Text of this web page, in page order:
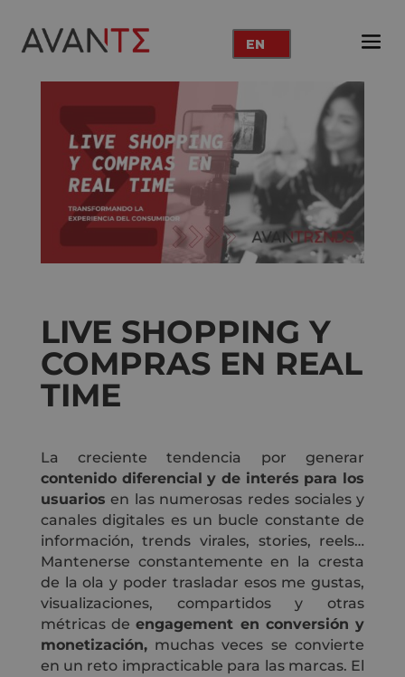
EN
LIVE SHOPPING Y
COMPRAS EN REAL
TIME
La creciente tendencia por generar
contenido diferencial y de interés para los
usuarios en las numerosas redes sociales y
canales digitales es un bucle constante de
información, trends virales, stories, reels…
Mantenerse constantemente en la cresta
de la ola y poder trasladar esos me gustas,
visualizaciones, compartidos y otras
métricas deengagement en conversión y
monetización,muchas veces se convierte
en un reto impracticable para las marcas. El